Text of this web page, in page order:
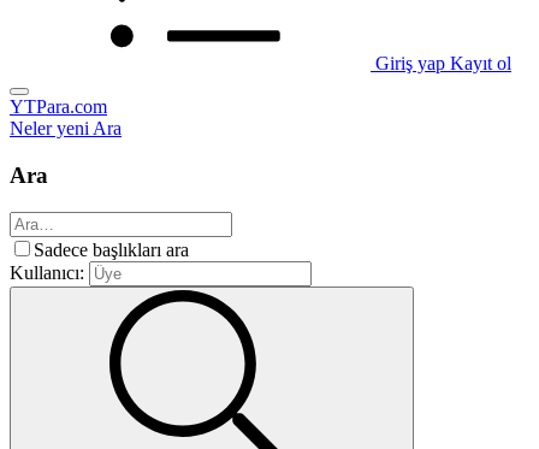
Giriş yap Kayıt ol
YTPara.com
Neler yeniAra
Ara
Sadece başlıkları ara
Kullanıcı: